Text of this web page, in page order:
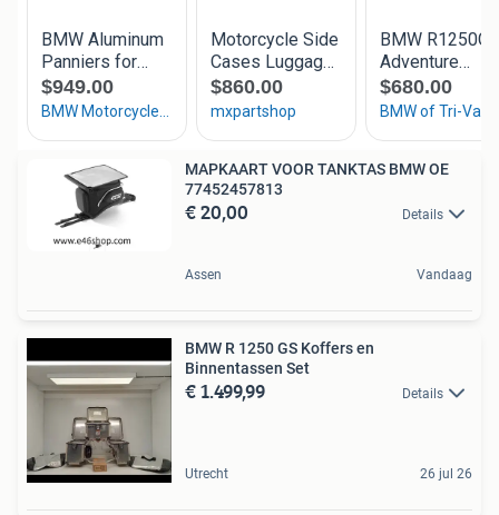
MAPKAART VOOR TANKTAS BMW OE
77452457813
€ 20,00 Details
Assen Vandaag
BMW R 1250 GS Koffers en
Binnentassen Set
€ 1.499,99 Details
Utrecht 26 jul 26